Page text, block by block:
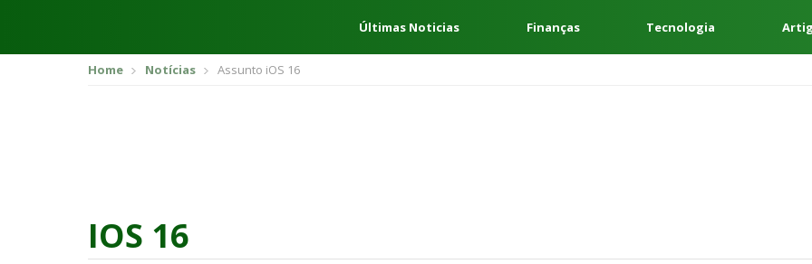
Últimas Noticias Finanças Tecnologia
Home Notícias Assunto iOS 16
IOS 16